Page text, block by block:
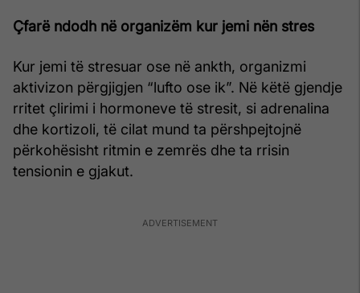
Çfarë ndodh në organizëm kur jemi nën stres
Kur jemi të stresuar ose në ankth, organizmi
aktivizon përgjigjen “lufto ose ik”. Në këtë gjendje
rritet çlirimi i hormoneve të stresit, si adrenalina
dhe kortizoli, të cilat mund ta përshpejtojnë
përkohësisht ritmin e zemrës dhe ta rrisin
tensionin e gjakut.